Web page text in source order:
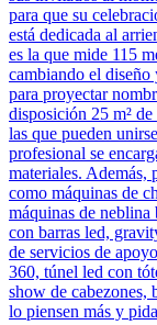
para que su
está dedicada al
es la que mide 115
cambiando el diseño
para proyectar
disposición 25 m²
las que pueden
profesional se
materiales. Además,
como máquinas de
máquinas de neblina
con barras led,
de servicios de
360, túnel led con
show de cabezones,
lo piensen más y